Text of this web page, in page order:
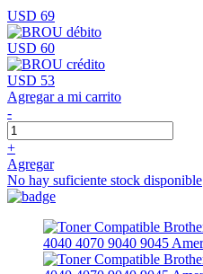
USD 69
USD 60
USD 53
Agregar a mi carrito
-
+
Agregar
No hay suficiente stock disponible